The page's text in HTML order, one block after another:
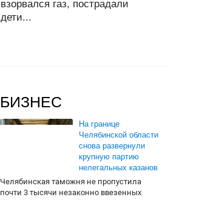
взорвался газ, пострадали
дети...
БИЗНЕС
На границе
Челябинской области
снова развернули
крупную партию
нелегальных казанов
Челябинская таможня не пропустила
почти 3 тысячи незаконно ввезенных